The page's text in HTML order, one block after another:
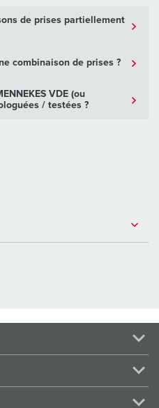
de prises partiellement
combinaison de prises ?
VDE (ou
/ testées ?